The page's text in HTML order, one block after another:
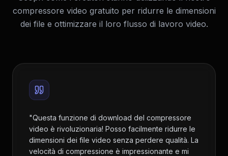
compressore video gratuito per ridurre le dimensioni
dei file e ottimizzare il loro flusso di lavoro video.
"Questa funzione di download del compressore
video è rivoluzionaria! Posso facilmente ridurre le
dimensioni dei file video senza perdere qualità. La
velocità di compressione è impressionante e mi